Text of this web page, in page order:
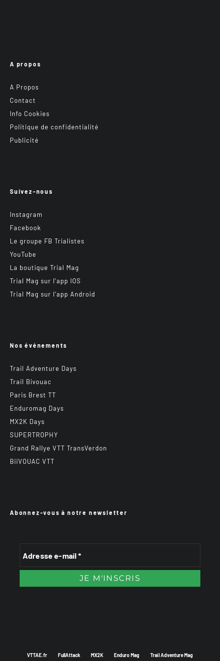
A propos
A Propos
Contact
Info Cookies
Politique de confidentialité
Publicité
Suivez-nous
Instagram
Facebook
Le groupe FB Trialistes
YouTube
La boutique Trial Mag
Trial Mag sur l’app IOS
Trial Mag sur l’app Android
Nos événements
Trail Adventure Days
Trail Bivouac
Paris Brest TT
Enduromag Days
MX2K Days
SUPERTROPHY
Grand Rallye VTT TransVerdon
BiiVOUAC VTT
Abonnez-vous à notre newsletter
VTTAE.fr FullAttack MX2K Enduro Mag Trail Adventure Mag